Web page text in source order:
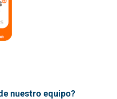
nuestro equipo?